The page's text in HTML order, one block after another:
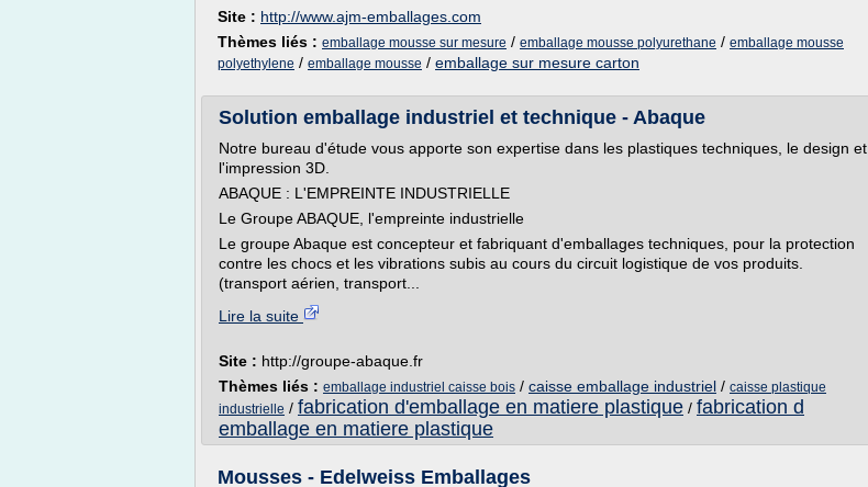
Site : http://www.ajm-emballages.com
Thèmes liés : emballage mousse sur mesure / emballage mousse polyurethane / emballage mousse
polyethylene / emballage mousse / emballage sur mesure carton
Solution emballage industriel et technique - Abaque
Notre bureau d'étude vous apporte son expertise dans les plastiques techniques, le design et
l'impression 3D.
ABAQUE : L'EMPREINTE INDUSTRIELLE
Le Groupe ABAQUE, l'empreinte industrielle
Le groupe Abaque est concepteur et fabriquant d'emballages techniques, pour la protection
contre les chocs et les vibrations subis au cours du circuit logistique de vos produits.
(transport aérien, transport...
Lire la suite
Site : http://groupe-abaque.fr
Thèmes liés : emballage industriel caisse bois / caisse emballage industriel / caisse plastique
industrielle / fabrication d'emballage en matiere plastique / fabrication d
emballage en matiere plastique
Mousses - Edelweiss Emballages